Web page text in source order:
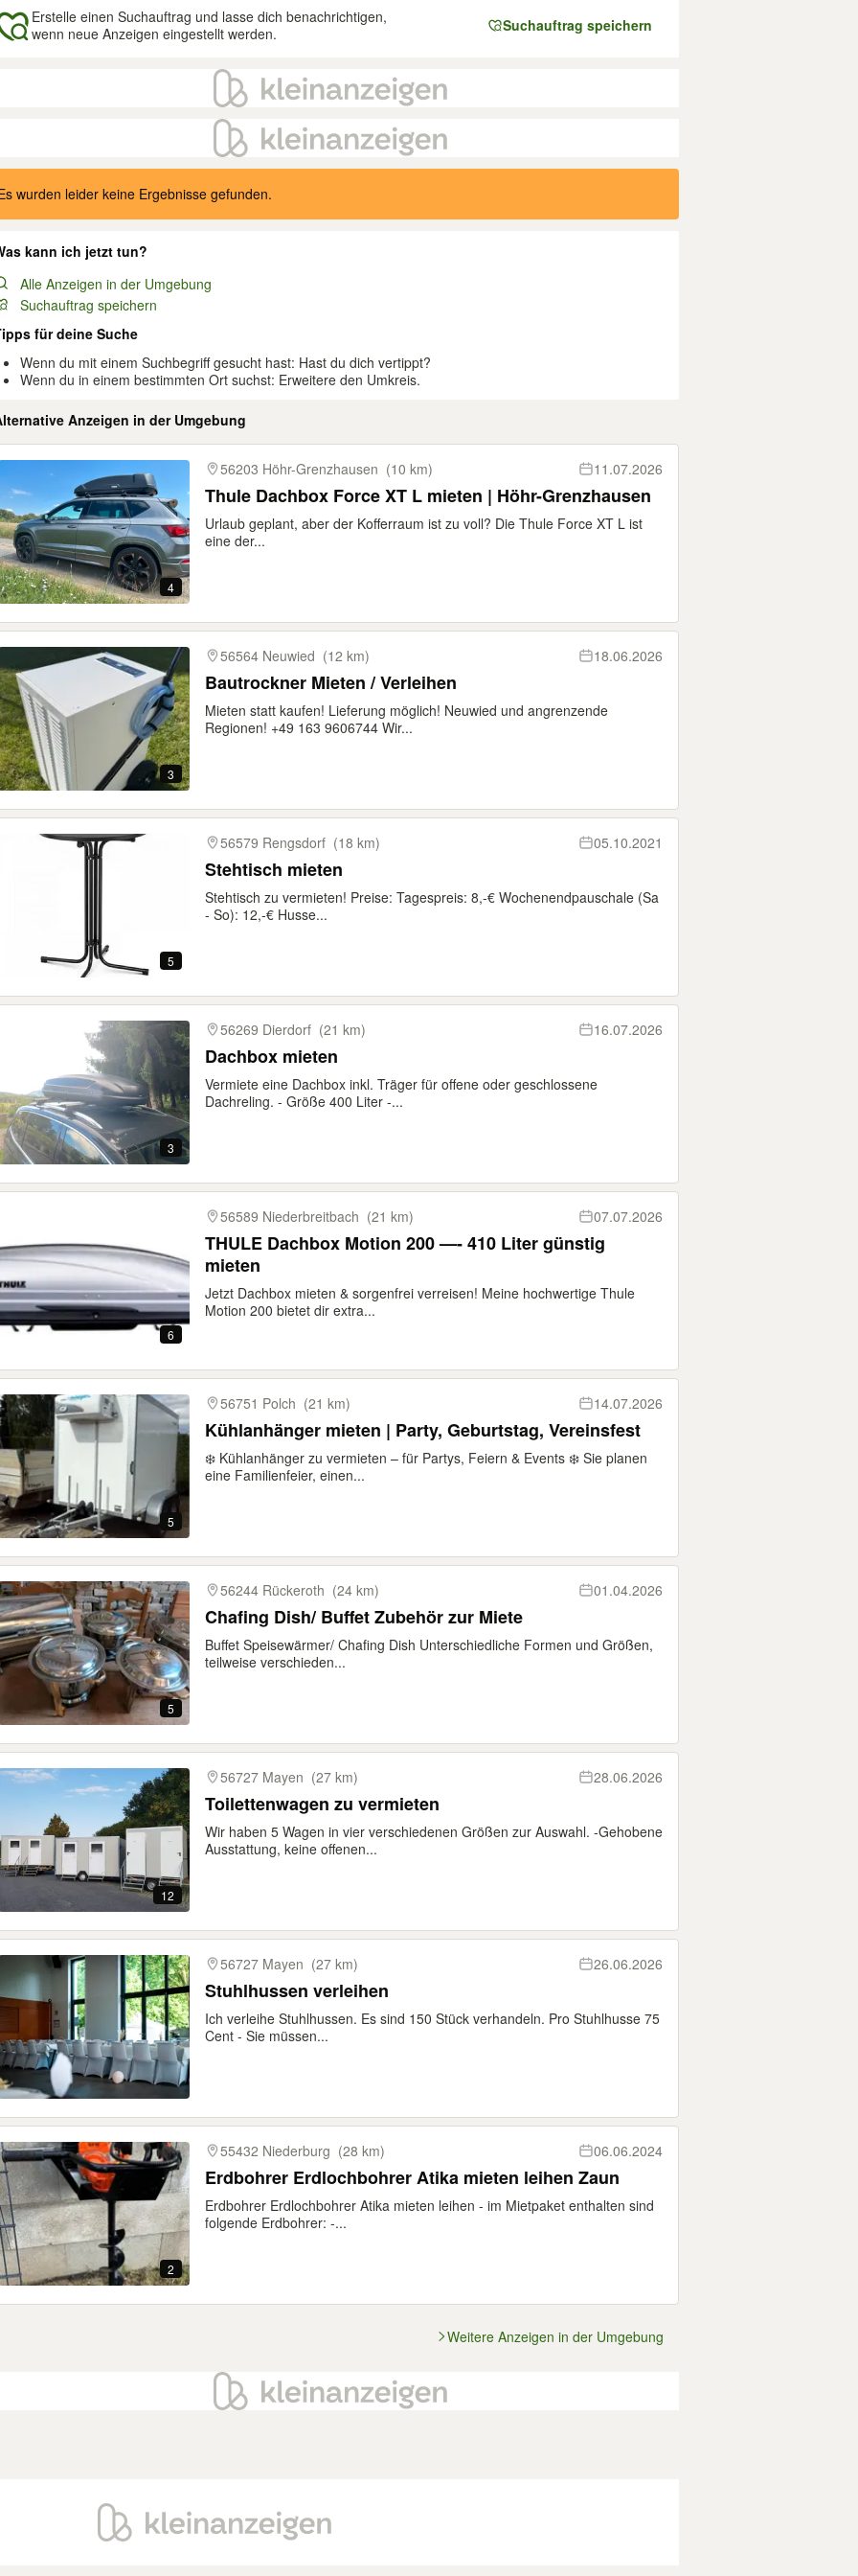
Erstelle einen Suchauftrag und lasse dich benachrichtigen,
wenn neue Anzeigen eingestellt werden.
Suchauftrag speichern
wurden leider keine Ergebnisse gefunden.
kann ich jetzt tun?
Alle Anzeigen in der Umgebung
Suchauftrag speichern
für deine Suche
Wenn du mit einem Suchbegriff gesucht hast: Hast du dich vertippt?
Wenn du in einem bestimmten Ort suchst: Erweitere den Umkreis.
Anzeigen in der Umgebung
4
56203 Höhr-Grenzhausen (10 km) 11.07.2026
Thule Dachbox Force XT L mieten | Höhr-Grenzhausen
Urlaub geplant, aber der Kofferraum ist zu voll? Die Thule Force XT L ist
eine der...
3
56564 Neuwied (12 km) 18.06.2026
Bautrockner Mieten / Verleihen
Mieten statt kaufen! Lieferung möglich! Neuwied und angrenzende
Regionen! +49 163 9606744 Wir...
5
56579 Rengsdorf (18 km) 05.10.2021
Stehtisch mieten
Stehtisch zu vermieten! Preise: Tagespreis: 8,-€ Wochenendpauschale (Sa
- So): 12,-€ Husse...
3
56269 Dierdorf (21 km) 16.07.2026
Dachbox mieten
Vermiete eine Dachbox inkl. Träger für offene oder geschlossene
Dachreling. - Größe 400 Liter -...
6
56589 Niederbreitbach (21 km) 07.07.2026
THULE Dachbox Motion 200 —- 410 Liter günstig
mieten
Jetzt Dachbox mieten & sorgenfrei verreisen! Meine hochwertige Thule
Motion 200 bietet dir extra...
5
56751 Polch (21 km) 14.07.2026
Kühlanhänger mieten | Party, Geburtstag, Vereinsfest
❄️ Kühlanhänger zu vermieten – für Partys, Feiern & Events ❄️ Sie planen
eine Familienfeier, einen...
5
56244 Rückeroth (24 km) 01.04.2026
Chafing Dish/ Buffet Zubehör zur Miete
Buffet Speisewärmer/ Chafing Dish Unterschiedliche Formen und Größen,
teilweise verschieden...
12
56727 Mayen (27 km) 28.06.2026
Toilettenwagen zu vermieten
Wir haben 5 Wagen in vier verschiedenen Größen zur Auswahl. -Gehobene
Ausstattung, keine offenen...
56727 Mayen (27 km) 26.06.2026
Stuhlhussen verleihen
Ich verleihe Stuhlhussen. Es sind 150 Stück verhandeln. Pro Stuhlhusse 75
Cent - Sie müssen...
2
55432 Niederburg (28 km) 06.06.2024
Erdbohrer Erdlochbohrer Atika mieten leihen Zaun
Erdbohrer Erdlochbohrer Atika mieten leihen - im Mietpaket enthalten sind
folgende Erdbohrer: -...
Weitere Anzeigen in der Umgebung